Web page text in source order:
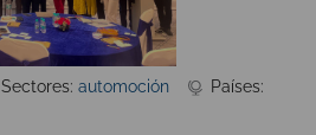
Sectores: automoción
Países: